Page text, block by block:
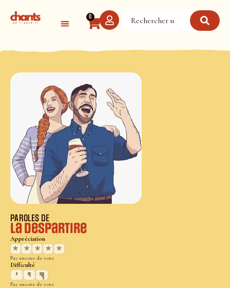
0
PAROLES DE
La despartire
Appréciation
★
★ ★ ★ ★
Pas encore de vote
Difficulté
Pas encore de vote